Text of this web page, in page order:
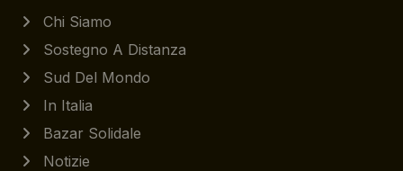
Chi Siamo
Sostegno A Distanza
Sud Del Mondo
In Italia
Bazar Solidale
Notizie